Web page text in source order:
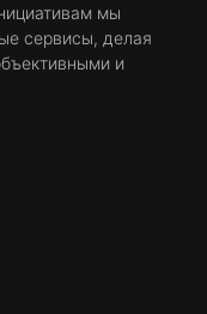
мы
сервисы, делая
и